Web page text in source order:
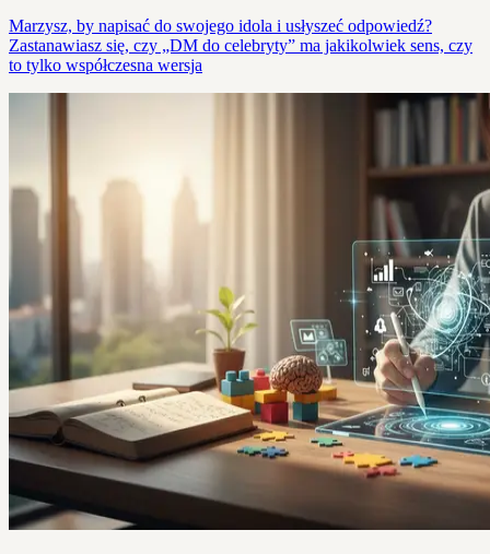
Marzysz, by napisać do swojego idola i usłyszeć odpowiedź?
Zastanawiasz się, czy „DM do celebryty” ma jakikolwiek sens, czy
to tylko współczesna wersja